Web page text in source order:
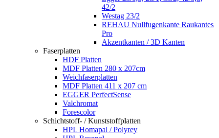
42/2
Westag 23/2
REHAU Nullfugenkante Raukantes
Pro
Akzentkanten / 3D Kanten
Faserplatten
HDF Platten
MDF Platten 280 x 207cm
Weichfaserplatten
MDF Platten 411 x 207 cm
EGGER PerfectSense
Valchromat
Forescolor
Schichtstoff- / Kunststoffplatten
HPL Homapal / Polyrey